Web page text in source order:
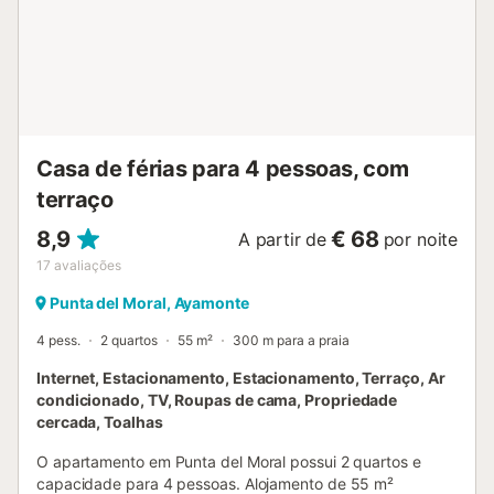
Casa de férias para 4 pessoas, com
terraço
8,9
17 avaliações
A partir de € 68 por noite
Punta del Moral, Ayamonte
4 pess. 2 quartos 55 m² 300 m para a praia
Internet, Estacionamento, Estacionamento, Terraço, Ar
condicionado, TV, Roupas de cama, Propriedade
cercada, Toalhas
O apartamento em Punta del Moral possui 2 quartos e
capacidade para 4 pessoas. Alojamento de 55 m²